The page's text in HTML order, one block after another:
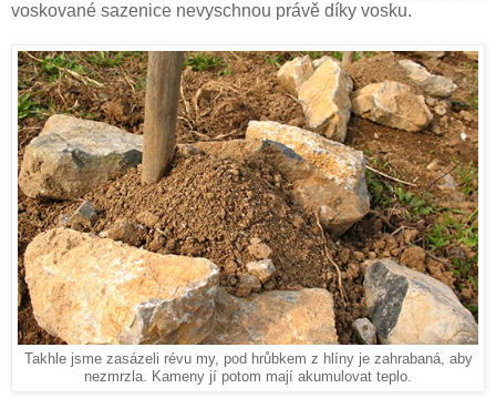
voskované sazenice nevyschnou právě díky vosku.
Takhle jsme zasázeli révu my, pod hrůbkem z hlíny je zahrabaná, aby
nezmrzla. Kameny jí potom mají akumulovat teplo.